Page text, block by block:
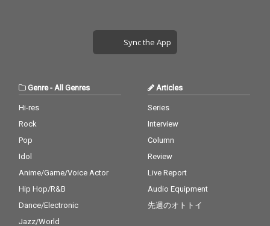
Sync the App
Genre- All Genres
Hi-res
Rock
Pop
Idol
Anime/Game/Voice Actor
Hip Hop/R&B
Dance/Electronic
Jazz/World
Articles
Series
Interview
Column
Review
Live Report
Audio Equipment
先週のオトトイ